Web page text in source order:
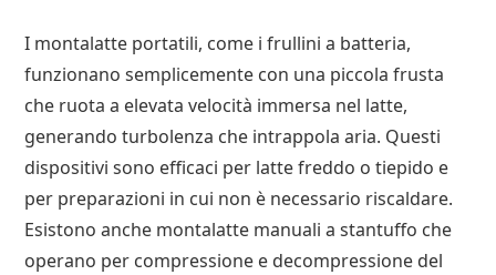
I montalatte portatili, come i frullini a batteria,
funzionano semplicemente con una piccola frusta
che ruota a elevata velocità immersa nel latte,
generando turbolenza che intrappola aria. Questi
dispositivi sono efficaci per latte freddo o tiepido e
per preparazioni in cui non è necessario riscaldare.
Esistono anche montalatte manuali a stantuffo che
operano per compressione e decompressione del